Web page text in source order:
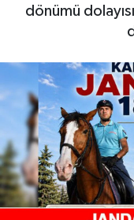
dönümü
ELAZIĞ
GÜNDEM
HABERDE
KÜLTÜR-
MAGAZİN